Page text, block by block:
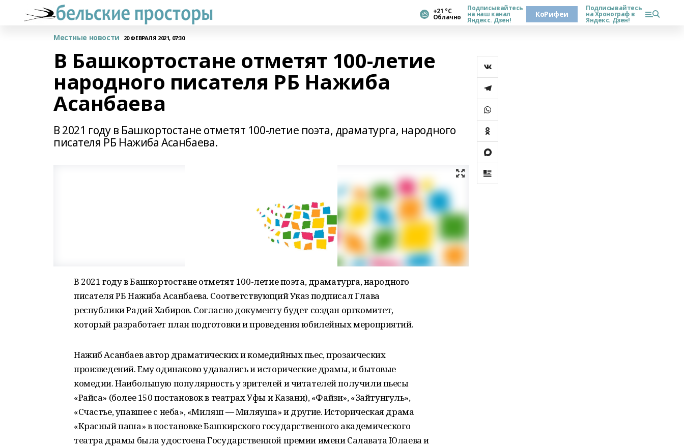
+21 °С
Облачно
Подписывайтесь
на наш канал
Яндекс. Дзен!
КоРифеи
Подписывайтесь
на Хронограф в
Яндекс. Дзен!
Местные новости 20 ФЕВРАЛЯ 2021, 07:30
В Башкортостане отметят 100-летие
народного писателя РБ Нажиба
Асанбаева
В 2021 году в Башкортостане отметят 100-летие поэта, драматурга, народного
писателя РБ Нажиба Асанбаева.
В 2021 году в Башкортостане отметят 100-летие поэта, драматурга, народного
писателя РБ Нажиба Асанбаева. Соответствующий Указ подписал Глава
республики Радий Хабиров. Согласно документу будет создан оргкомитет,
который разработает план подготовки и проведения юбилейных мероприятий.
Нажиб Асанбаев автор драматических и комедийных пьес, прозаических
произведений. Ему одинаково удавались и исторические драмы, и бытовые
комедии. Наибольшую популярность у зрителей и читателей получили пьесы
«Райса» (более 150 постановок в театрах Уфы и Казани), «Файзи», «Зайтунгуль»,
«Счастье, упавшее с неба», «Миляш — Миляуша» и другие. Историческая драма
«Красный паша» в постановке Башкирского государственного академического
театра драмы была удостоена Государственной премии имени Салавата Юлаева и